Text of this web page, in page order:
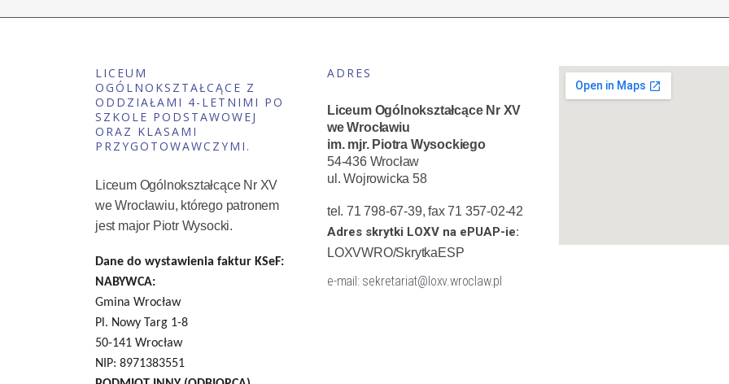
LICEUM
OGÓLNOKSZTAŁCĄCE Z
ODDZIAŁAMI 4-LETNIMI PO
SZKOLE PODSTAWOWEJ
ORAZ KLASAMI
PRZYGOTOWAWCZYMI.
Liceum Ogólnokształcące Nr XV
we Wrocławiu, którego patronem
jest major Piotr Wysocki.
Dane do wystawienia faktur KSeF:
NABYWCA:
Gmina Wrocław
Pl. Nowy Targ 1-8
50-141 Wrocław
NIP: 8971383551
ADRES
Liceum Ogólnokształcące Nr XV
we Wrocławiu
im. mjr. Piotra Wysockiego
54-436 Wrocław
ul. Wojrowicka 58
tel. 71 798-67-39, fax 71 357-02-42
Adres skrytki LOXV na ePUAP-ie:
LOXVWRO/SkrytkaESP
e-mail: sekretariat@loxv.wroclaw.pl